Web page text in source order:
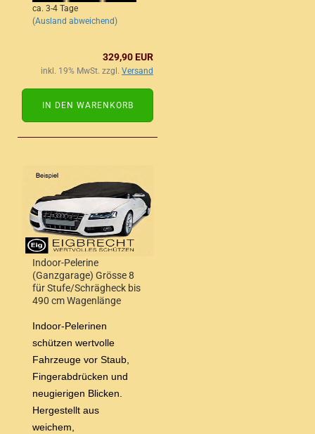
ca. 3-4 Tage
(Ausland abweichend)
329,90 EUR
inkl. 19% MwSt. zzgl. Versand
IN DEN WARENKORB
Indoor-Pelerine
(Ganzgarage) Grösse 8
für Stufe/Schrägheck bis
490 cm Wagenlänge
Indoor-Pelerinen
schützen wertvolle
Fahrzeuge vor Staub,
Fingerabdrücken und
neugierigen Blicken.
Hergestellt aus
weichem,